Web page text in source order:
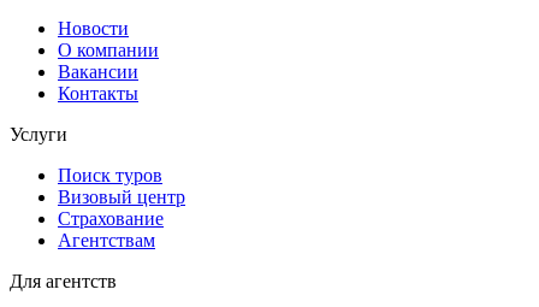
Новости
О компании
Вакансии
Контакты
Услуги
Поиск туров
Визовый центр
Страхование
Агентствам
Для агентств